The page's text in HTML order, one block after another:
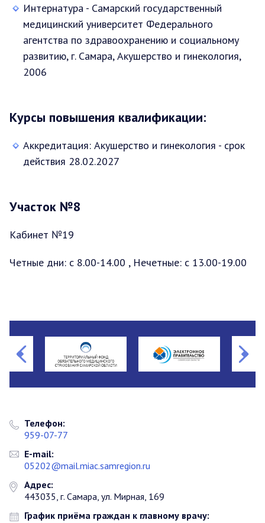
Интернатура - Самарский государственный
медицинский университет Федерального
агентства по здравоохранению и социальному
развитию, г. Самара, Акушерство и гинекология,
2006
Курсы повышения квалификации:
Аккредитация: Акушерство и гинекология - срок
действия 28.02.2027
Участок №8
Кабинет №19
Четные дни: c 8.00-14.00 , Нечетные: с 13.00-19.00
Телефон:
959-07-77
E-mail:
05202@mail.miac.samregion.ru
Адрес:
443035, г. Самара, ул. Мирная, 169
График приёма граждан к главному врачу: